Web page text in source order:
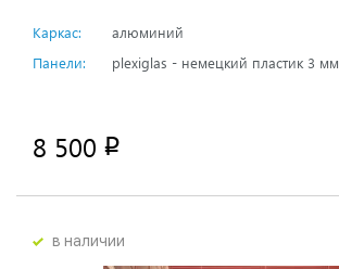
Каркас:
алюминий
Панели:
plexiglas - немецкий пластик 3 мм
8 500 p
в наличии